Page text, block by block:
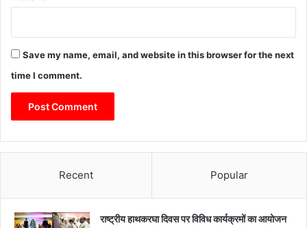
Save my name, email, and website in this browser for the next
time I comment.
Recent Popular
राष्ट्रीय हाथकरघा दिवस पर विविध कार्यक्रमों का आयोजन